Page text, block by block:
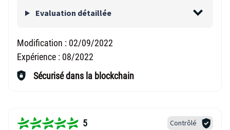
Evaluation détaillée
Modification : 02/09/2022
Expérience : 08/2022
Sécurisé dans la blockchain
5 Contrôlé